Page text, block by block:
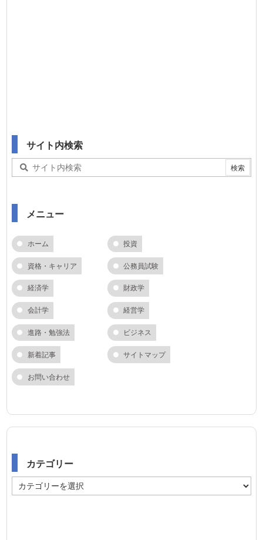
サイト内検索
メニュー
ホーム 投資
資格・キャリア 公務員試験
経済学 財政学
会計学 経営学
進路・勉強法 ビジネス
新着記事 サイトマップ
お問い合わせ
カテゴリー
テ